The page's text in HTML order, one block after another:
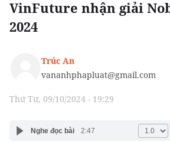
VinFuture nhận giải
2024
Trúc An
vananhphapluat@gmail.com
Thứ Tư, 09/10/2024 - 19:29
Nghe đọc bài 2:47